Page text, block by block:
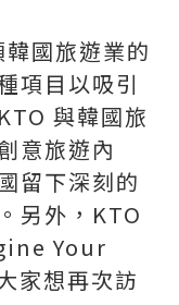
國旅遊業的
項目以吸引
與韓國旅
意旅遊內
留下深刻的
另外，KTO
Your
家想再次訪